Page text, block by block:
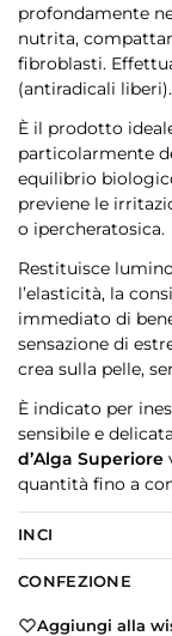
profondamente
nutrita,
fibroblasti.
(antiradicali liberi).
È il prodotto
particolarmente
equilibrio
previene le
o ipercheratosica.
Restituisce
l’elasticità, la
immediato di
sensazione di
crea sulla pelle,
È indicato per
sensibile e
d’Alga Superiore
quantità fino a
INCI
CONFEZIONE
Aggiungi alla